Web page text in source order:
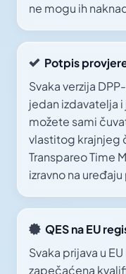
ne mogu ih
Potpis
Svaka verzija
jedan izdavatelja
možete sami
vlastitog krajnjeg
Transpareo Time
izravno na
QES na EU
Svaka prijava u
zapečaćena